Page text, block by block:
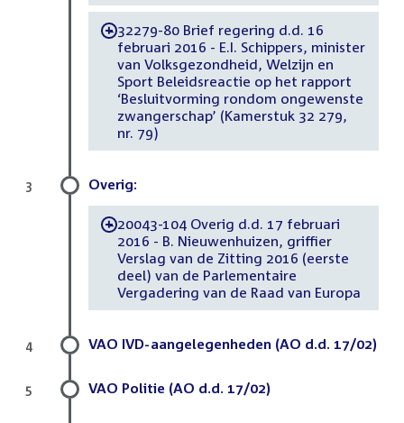
-32279-80 Brief regering d.d. 16
februari 2016 - E.I. Schippers, minister
van Volksgezondheid, Welzijn en
Sport Beleidsreactie op het rapport
‘Besluitvorming rondom ongewenste
zwangerschap’ (Kamerstuk 32 279,
nr. 79)
Overig:
-20043-104 Overig d.d. 17 februari
2016 - B. Nieuwenhuizen, griffier
Verslag van de Zitting 2016 (eerste
deel) van de Parlementaire
Vergadering van de Raad van Europa
3
VAO IVD-aangelegenheden (AO d.d. 17/02)
4
VAO Politie (AO d.d. 17/02)
5